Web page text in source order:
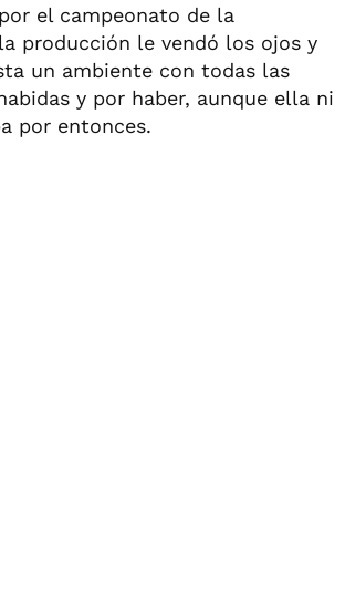
el campeonato de la
producción le vendó los ojos y
un ambiente con todas las
y por haber, aunque ella ni
por entonces.